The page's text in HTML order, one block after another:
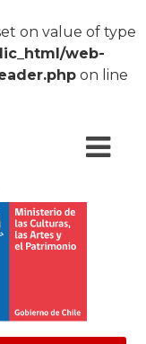
on value of type
web-
on line